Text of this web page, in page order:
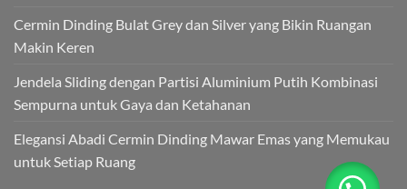
Cermin Dinding Bulat Grey dan Silver yang Bikin Ruangan
Makin Keren
Jendela Sliding dengan Partisi Aluminium Putih Kombinasi
Sempurna untuk Gaya dan Ketahanan
Elegansi Abadi Cermin Dinding Mawar Emas yang Memukau
untuk Setiap Ruang